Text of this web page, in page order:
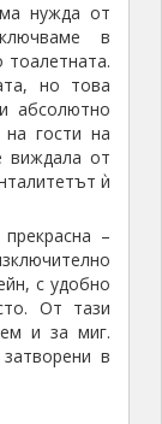
нужда от
в
но това
абсолютно
гости на
виждала от
ѝ
–
с удобно
От тази
и за миг.
в